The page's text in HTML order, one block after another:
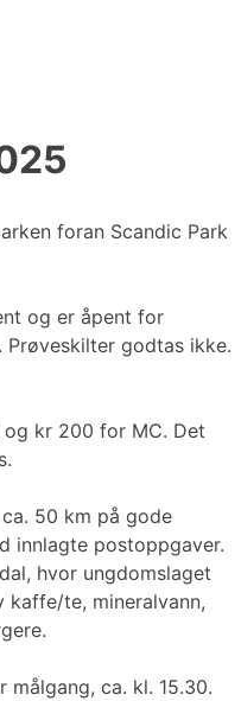
foran Scandic Park
og er åpent for
godtas ikke.
kr 200 for MC. Det
50 km på gode
innlagte postoppgaver.
hvor ungdomslaget
te, mineralvann,
ca. kl. 15.30.